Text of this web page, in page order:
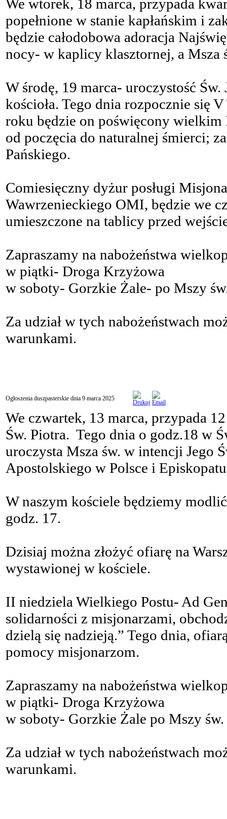
We wtorek, 18 marca, przypada
popełnione w stanie kapłańskim i
będzie całodobowa adoracja
nocy- w kaplicy klasztornej, a Msza
W środę, 19 marca- uroczystość
kościoła. Tego dnia rozpocznie się
roku będzie on poświęcony
od poczęcia do naturalnej śmierci;
Pańskiego.
Comiesięczny dyżur posługi
Wawrzenieckiego OMI, będzie we
umieszczone na tablicy przed
Zapraszamy na nabożeństwa
w piątki- Droga Krzyżowa
w soboty- Gorzkie Żale- po Mszy
Za udział w tych nabożeństwach
warunkami.
Ogłoszenia duszpasterskie dnia 9 marca 2025
We czwartek, 13 marca, przypada
Św. Piotra. Tego dnia o godz.18 w
uroczysta Msza św. w intencji Jego
Apostolskiego w Polsce i
W naszym kościele będziemy
godz. 17.
Dzisiaj można złożyć ofiarę na
wystawionej w kościele.
II niedziela Wielkiego Postu- Ad
solidarności z misjonarzami,
dzielą się nadzieją.” Tego dnia,
pomocy misjonarzom.
Zapraszamy na nabożeństwa
w piątki- Droga Krzyżowa
w soboty- Gorzkie Żale po Mszy
Za udział w tych nabożeństwach
warunkami.